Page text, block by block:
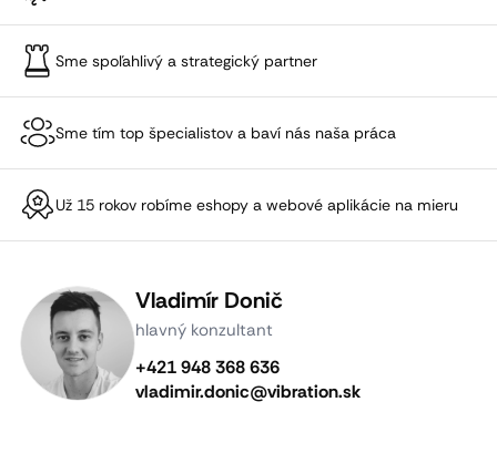
Sme spoľahlivý a strategický partner
Sme tím top špecialistov a baví nás naša práca
Už 15 rokov robíme eshopy a webové aplikácie na mieru
Vladimír Donič
hlavný konzultant
+421 948 368 636
vladimir.donic@vibration.sk